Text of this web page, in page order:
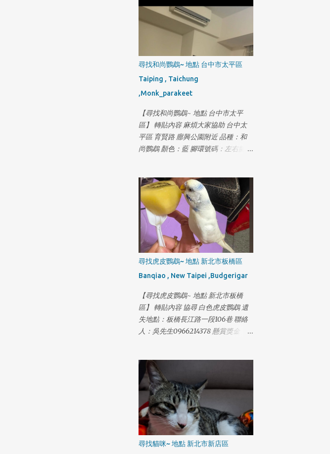
尋找和尚鸚鵡~ 地點 台中市太平區
Taiping , Taichung
,Monk_parakeet
【尋找和尚鸚鵡~ 地點 台中市太平
區】 轉貼內容 麻煩大家協助 台中太
平區 育賢路 廍興公園附近 品種：和
尚鸚鵡 顏色：藍 腳環號碼：左右腳都
0980310755鄧先生 如有發現 麻煩跟
我聯繫 謝謝大家 答謝紅包2000元 拜
託各位🙏
尋找虎皮鸚鵡~ 地點 新北市板橋區
Banqiao , New Taipei ,Budgerigar
【尋找虎皮鸚鵡~ 地點 新北市板橋
區】 轉貼內容 協尋 白色虎皮鸚鵡 遺
失地點：板橋長江路一段106巷 聯絡
人：吳先生0966214378 懸賞獎金：
尋找貓咪~ 地點 新北市新店區